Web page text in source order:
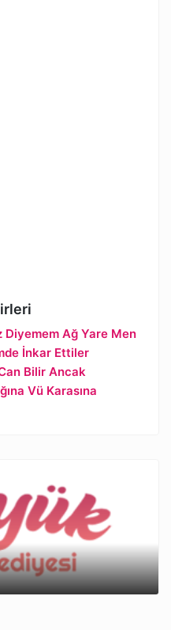
Diyemem Ağ Yare Men
İnkar Ettiler
Bilir Ancak
Vü Karasına